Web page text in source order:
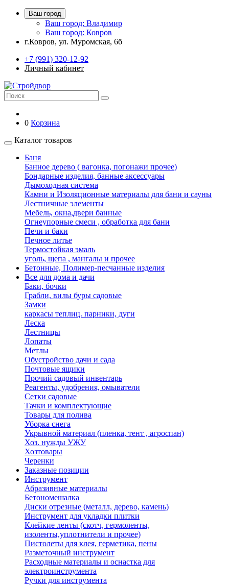
Ваш город
Ваш город: Владимир
Ваш город: Ковров
г.Ковров, ул. Муромская, 6б
+7 (991) 320-12-92
Личный кабинет
0 Корзина
Каталог товаров
Баня
Банное дерево ( вагонка, погонажи прочее)
Бондарные изделия, банные аксессуары
Дымоходная система
Камни и Изоляционные материалы для бани и сауны
Лестничные элементы
Мебель, окна,двери банные
Огнеупорные смеси , обработка для бани
Печи и баки
Печное литье
Термостойкая эмаль
уголь, щепа , мангалы и прочее
Бетонные, Полимер-песчанные изделия
Все для дома и дачи
Баки, бочки
Грабли, вилы буры садовые
Замки
каркасы теплиц. парники, дуги
Леска
Лестницы
Лопаты
Метлы
Обустройство дачи и сада
Почтовые ящики
Прочий садовый инвентарь
Реагенты, удобрения, омыватели
Сетки садовые
Тачки и комплектующие
Товары для полива
Уборка снега
Укрывной материал (пленка, тент , агроспан)
Хоз. нужды УЖУ
Хозтовары
Черенки
Заказные позиции
Инструмент
Абразивные материалы
Бетономешалка
Диски отрезные (металл, дерево, камень)
Инструмент для укладки плитки
Клейкие ленты (скотч, гермоленты,
изоленты,уплотнители и прочее)
Пистолеты для клея, герметика, пены
Разметочный инструмент
Расходные материалы и оснастка для
электроинструмента
Ручки для инструмента